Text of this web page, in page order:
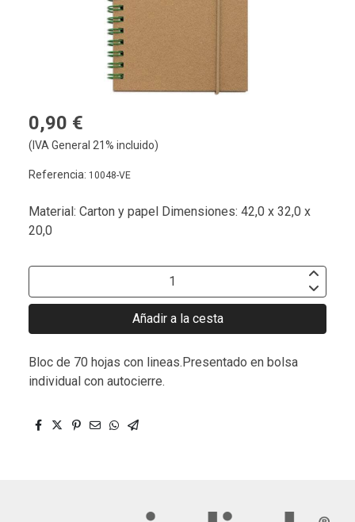
0,90 €
(IVA General 21% incluido)
Referencia: 10048-VE
Material: Carton y papel Dimensiones: 42,0 x 32,0 x
20,0
Añadir a la cesta
Bloc de 70 hojas con lineas.Presentado en bolsa
individual con autocierre.